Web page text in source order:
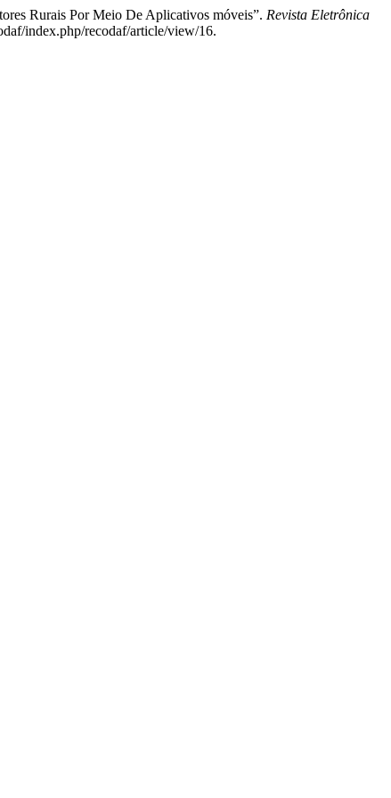
Rurais Por Meio De Aplicativos móveis”. Revista Eletrônica
index.php/recodaf/article/view/16.